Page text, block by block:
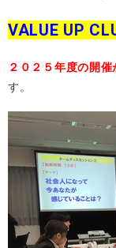
VALUE UP
２０２５年度の開催
す。